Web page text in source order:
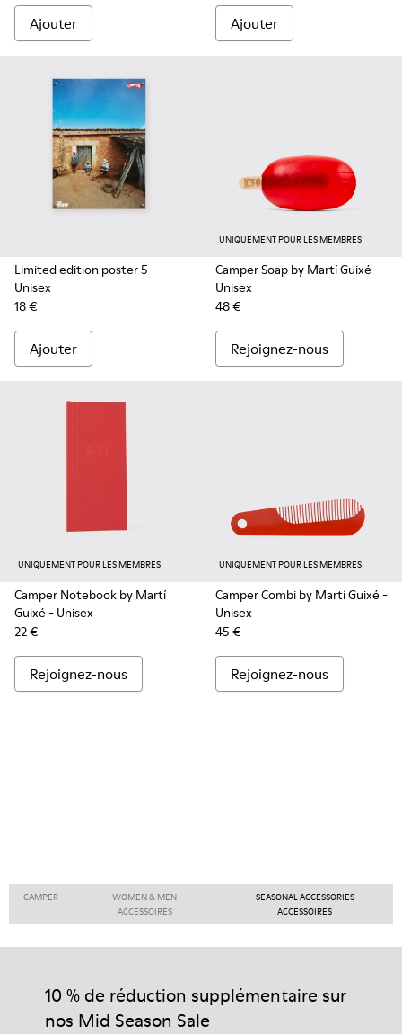
Ajouter Ajouter
Limited edition poster 5 -
Unisex
18 €
Ajouter
UNIQUEMENT POUR LES MEMBRES
Camper Soap by Martí Guixé -
Unisex
48 €
Rejoignez-nous
UNIQUEMENT POUR LES MEMBRES
Camper Notebook by Martí
Guixé - Unisex
22 €
Rejoignez-nous
UNIQUEMENT POUR LES MEMBRES
Camper Combi by Martí Guixé -
Unisex
45 €
Rejoignez-nous
CAMPER
WOMEN & MEN
ACCESSOIRES
SEASONAL ACCESSORIES
ACCESSOIRES
10 % de réduction supplémentaire sur
nos Mid Season Sale